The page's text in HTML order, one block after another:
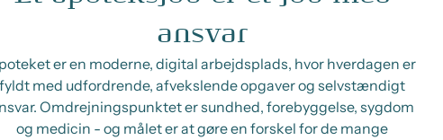
ansvar
er en moderne, digital arbejdsplads, hvor hverdagen er
med udfordrende, afvekslende opgaver og selvstændigt
Omdrejningspunktet er sundhed, forebyggelse, sygdom
og medicin - og målet er at gøre en forskel for de mange